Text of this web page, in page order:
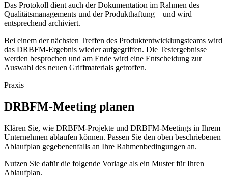
Das Protokoll dient auch der Dokumentation im Rahmen des
Qualitätsmanagements und der Produkthaftung – und wird
entsprechend archiviert.
Bei einem der nächsten Treffen des Produktentwicklungsteams wird
das DRBFM-Ergebnis wieder aufgegriffen. Die Testergebnisse
werden besprochen und am Ende wird eine Entscheidung zur
Auswahl des neuen Griffmaterials getroffen.
Praxis
DRBFM-Meeting planen
Klären Sie, wie DRBFM-Projekte und DRBFM-Meetings in Ihrem
Unternehmen ablaufen können. Passen Sie den oben beschriebenen
Ablaufplan gegebenenfalls an Ihre Rahmenbedingungen an.
Nutzen Sie dafür die folgende Vorlage als ein Muster für Ihren
Ablaufplan.